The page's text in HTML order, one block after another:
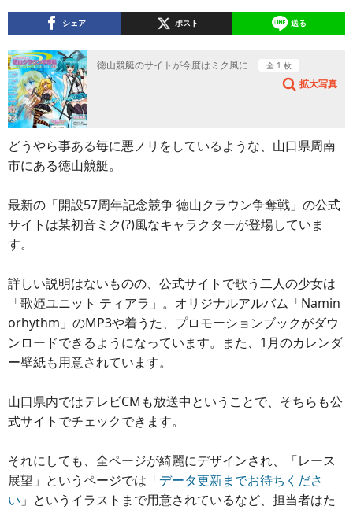
シェア ポスト 送る
徳山競艇のサイトが今度はミク風に 全 1 枚
拡大写真
どうやら事ある毎に悪ノリをしているような、山口県周南
市にある徳山競艇。
最新の「開設57周年記念競争 徳山クラウン争奪戦」の公式
サイトは某初音ミク(?)風なキャラクターが登場していま
す。
詳しい説明はないものの、公式サイトで歌う二人の少女は
「歌姫ユニット ティアラ」。オリジナルアルバム「Namin
orhythm」のMP3や着うた、プロモーションブックがダウ
ンロードできるようになっています。また、1月のカレンダ
ー壁紙も用意されています。
山口県内ではテレビCMも放送中ということで、そちらも公
式サイトでチェックできます。
それにしても、全ページが綺麗にデザインされ、「レース
展望」というページでは「データ更新までお待ちくださ
い 」というイラストまで用意されているなど、担当者はた